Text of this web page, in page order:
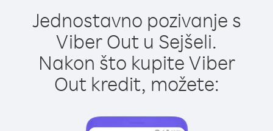
Jednostavno pozivanje s
Viber Out u Sejšeli.
Nakon što kupite Viber
Out kredit, možete: